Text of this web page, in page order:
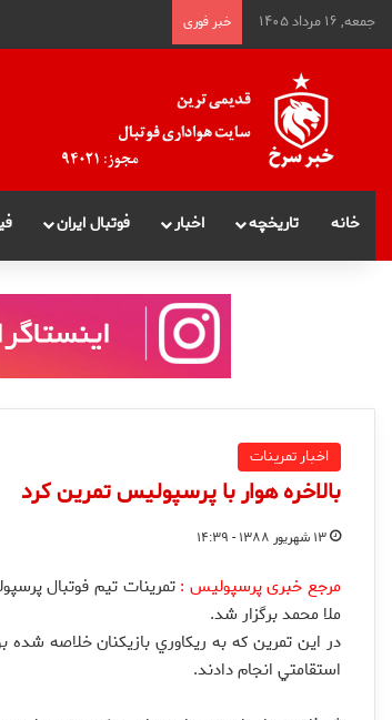
جمعه, ۱۶ مرداد ۱۴۰۵ خبر فوری
خانه تاریخچه اخبار فوتبال ایران
اخبار تمرینات
بالاخره هوار با پرسپولیس تمرین کرد
۱۳ شهریور ۱۳۸۸ - ۱۴:۳۹
مرجع خبری پرسپولیس :تمرينات تيم فوتبال
ملا محمد برگزار شد.
در اين تمرين كه به ريكاوري بازيكنان خلاصه
استقامتي انجام دادند.